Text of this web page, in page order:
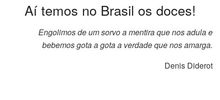
Aí temos no Brasil os doces!
Engolimos de um sorvo a mentira que nos adula e
bebemos gota a gota a verdade que nos amarga.
­ Denis Diderot